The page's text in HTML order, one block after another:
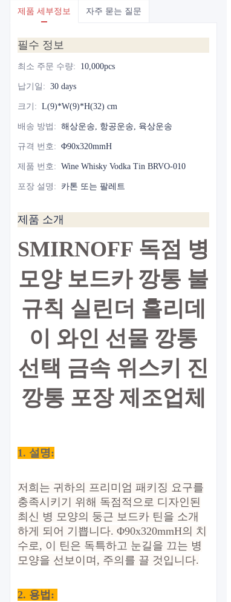
제품 세부정보 자주 묻는 질문
필수 정보
최소 주문 수량: 10,000pcs
납기일 : 30 days
크기 : L(9)*W(9)*H(32) cm
배송 방법 : 해상운송, 항공운송, 육상운송
규격 번호: Φ90x320mmH
제품 번호: Wine Whisky Vodka Tin BRVO-010
포장 설명 : 카톤 또는 팔레트
제품 소개
SMIRNOFF 독점 병
모양 보드카 깡통 불
규칙 실린더 홀리데
이 와인 선물 깡통
선택 금속 위스키 진
깡통 포장 제조업체
1. 설명:
저희는 귀하의 프리미엄 패키징 요구를
충족시키기 위해 독점적으로 디자인된
최신 병 모양의 둥근 보드카 틴을 소개
하게 되어 기쁩니다. Φ90x320mmH의 치
수로, 이 틴은 독특하고 눈길을 끄는 병
모양을 선보이며, 주의를 끌 것입니다.
2. 용법: